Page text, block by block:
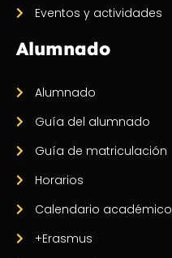
Eventos y actividades
Alumnado
Alumnado
Guía del alumnado
Guía de matriculación
Horarios
Calendario académico
+Erasmus